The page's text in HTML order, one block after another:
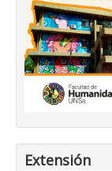
Extensión